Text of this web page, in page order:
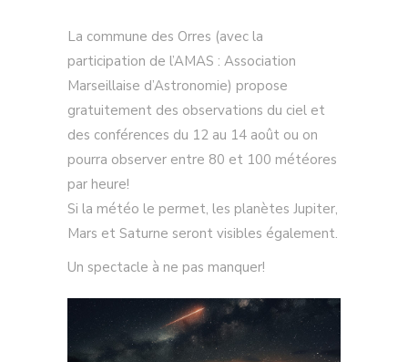
La commune des Orres (avec la
participation de l’AMAS : Association
Marseillaise d’Astronomie) propose
gratuitement des observations du ciel et
des conférences du 12 au 14 août ou on
pourra observer entre 80 et 100 météores
par heure!
Si la météo le permet, les planètes Jupiter,
Mars et Saturne seront visibles également.
Un spectacle à ne pas manquer!